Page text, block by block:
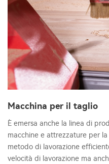
Macchina per il taglio
È emersa anche la linea di
macchine e attrezzature per la
metodo di lavorazione
velocità di lavorazione ma